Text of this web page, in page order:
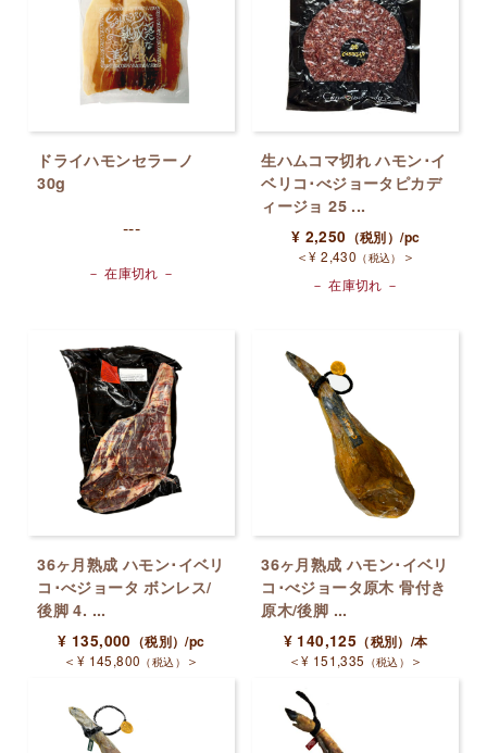
ドライハモンセラーノ
30g
---
－ 在庫切れ －
生ハムコマ切れ ハモン･イ
ベリコ･べジョータピカデ
ィージョ 25 ...
¥ 2,250 （税別）/pc
＜¥ 2,430 （税込）
＞
－ 在庫切れ －
36ヶ月熟成 ハモン･イベリ
コ･べジョータ ボンレス/
後脚 4. ...
¥ 135,000 （税別）/pc
＜ ¥ 145,800 （税込） ＞
36ヶ月熟成 ハモン･イベリ
コ･べジョータ原木 骨付き
原木/後脚 ...
¥140,125 （税別） /本
＜¥ 151,335 （税込） ＞